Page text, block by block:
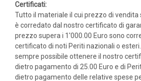
Certificati:
Tutto il materiale il cui prezzo di vendita
è corredato dal nostro certificato di
prezzo supera i 1'000.00 Euro sono
certificato di noti Periti nazionali o
sempre possibile ottenere il nostro
dietro pagamento di 25.00 Euro e di
dietro pagamento delle relative spese